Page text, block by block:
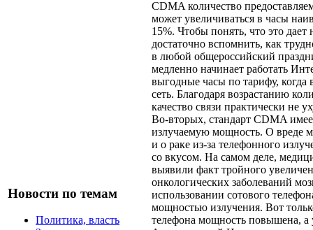
Новости по темам
Политика, власть
CDMA количество
может увеличиваться в часы
15%. Чтобы понять, что это дает
достаточно вспомнить, как
в любой общероссийский
медленно начинает работать
выгодные часы по тарифу, когда
сеть. Благодаря возрастанию
качество связи практически не
Во-вторых, стандарт CDMA
излучаемую мощность. О вреде
и о раке из-за телефонного
со вкусом. На самом деле,
выявили факт тройного
онкологических заболеваний
использовании сотового
мощностью излучения. Вот
телефона мощность повышена, а